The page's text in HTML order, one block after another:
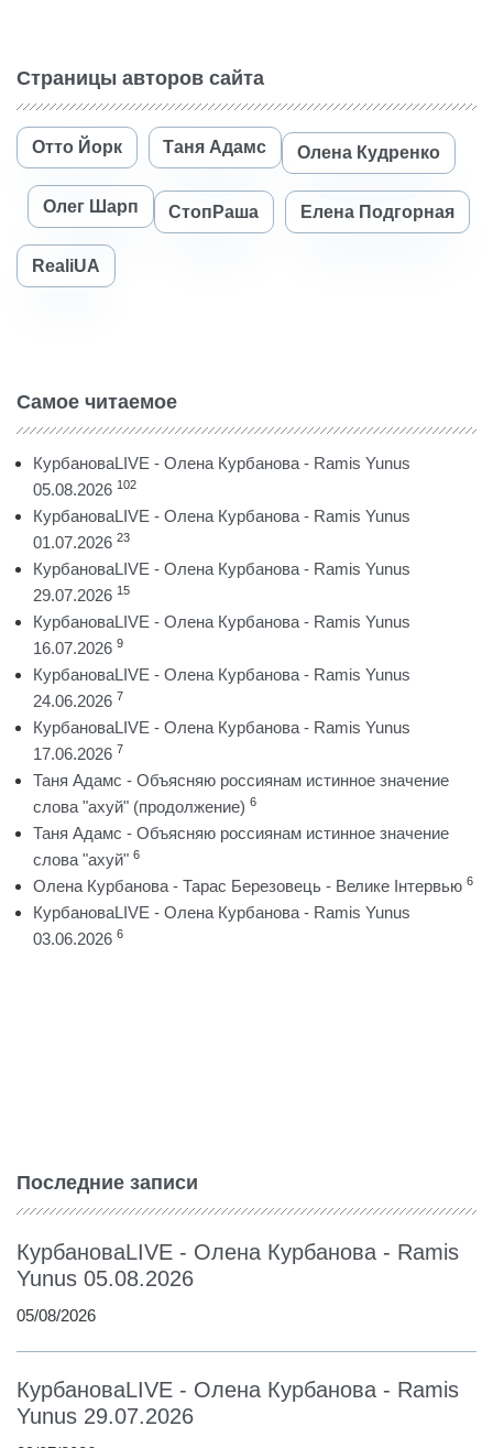
Страницы авторов сайта
Отто Йорк Таня Адамс Олена Кудренко
Олег Шарп СтопРаша Елена Подгорная
RealiUA
Самое читаемое
КурбановаLIVE - Олена Курбанова - Ramis Yunus
05.08.2026 102
КурбановаLIVE - Олена Курбанова - Ramis Yunus
01.07.2026 23
КурбановаLIVE - Олена Курбанова - Ramis Yunus
29.07.2026 15
КурбановаLIVE - Олена Курбанова - Ramis Yunus
16.07.2026 9
КурбановаLIVE - Олена Курбанова - Ramis Yunus
24.06.2026 7
КурбановаLIVE - Олена Курбанова - Ramis Yunus
17.06.2026 7
Таня Адамс - Объясняю россиянам истинное значение
слова "ахуй" (продолжение) 6
Таня Адамс - Объясняю россиянам истинное значение
слова "ахуй" 6
Олена Курбанова - Тарас Березовець - Велике Інтервью 6
КурбановаLIVE - Олена Курбанова - Ramis Yunus
03.06.2026 6
Последние записи
КурбановаLIVE - Олена Курбанова - Ramis
Yunus 05.08.2026
05/08/2026
КурбановаLIVE - Олена Курбанова - Ramis
Yunus 29.07.2026